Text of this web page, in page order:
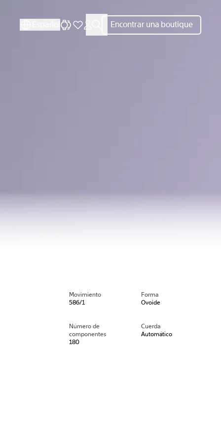
Encontrar una boutique
Movimiento
586/1
Forma
Ovoide
Número de
componentes
180
Cuerda
Automático
CERRAR